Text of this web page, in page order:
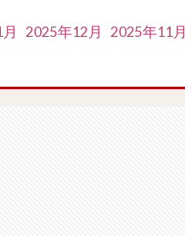
2025年12月 2025年11月